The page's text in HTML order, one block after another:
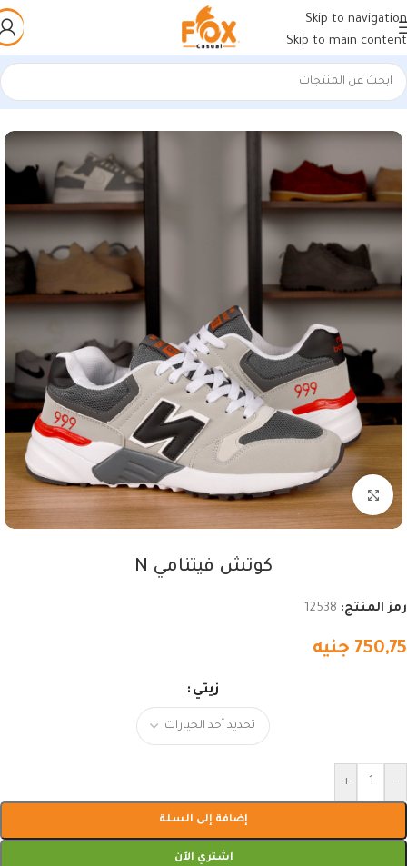
Skip to navigation
Skip to main content
الرئيسية/أحذية رجالي/كوتشي رجالي
اضغط للتكبير
كوتش فيتنامي N
رمز المنتج: 12538
750,75 جنيه
زيتي
-
+
إضافة إلى السلة
اشتري الآن